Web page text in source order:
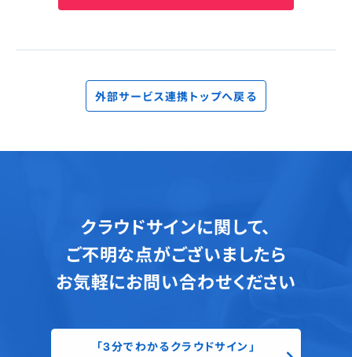
外部サービス連携トップへ戻る
クラウドサインに関して、
ご不明な点がございましたら
お気軽にお問い合わせください
「3分でわかるクラウドサイン」